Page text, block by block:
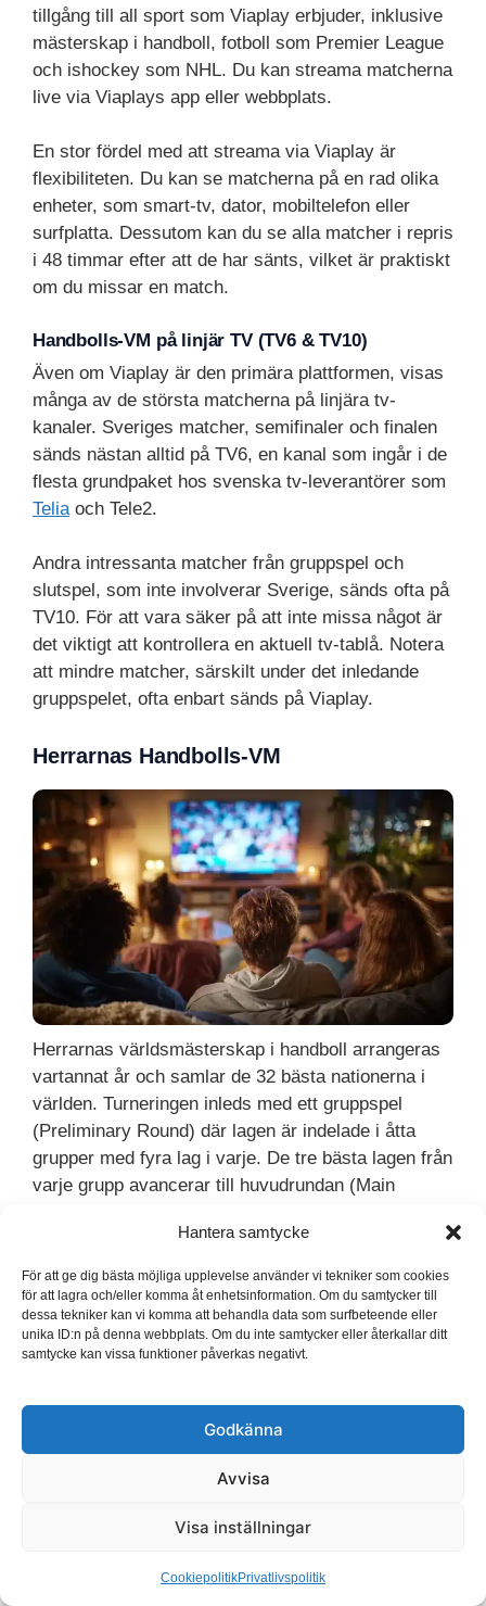
Hantera samtycke
För att ge dig bästa möjliga upplevelse använder vi tekniker som cookies
för att lagra och/eller komma åt enhetsinformation. Om du samtycker till
dessa tekniker kan vi komma att behandla data som surfbeteende eller
unika ID:n på denna webbplats. Om du inte samtycker eller återkallar ditt
samtycke kan vissa funktioner påverkas negativt.
Godkänna
Avvisa
Visa inställningar
CookiepolitikPrivatlivspolitik
tillgång till all sport som Viaplay erbjuder, inklusive
mästerskap i handboll, fotboll som Premier League
och ishockey som NHL. Du kan streama matcherna
live via Viaplays app eller webbplats.
En stor fördel med att streama via Viaplay är
flexibiliteten. Du kan se matcherna på en rad olika
enheter, som smart-tv, dator, mobiltelefon eller
surfplatta. Dessutom kan du se alla matcher i repris
i 48 timmar efter att de har sänts, vilket är praktiskt
om du missar en match.
Handbolls-VM på linjär TV (TV6 & TV10)
Även om Viaplay är den primära plattformen, visas
många av de största matcherna på linjära tv-
kanaler. Sveriges matcher, semifinaler och finalen
sänds nästan alltid på TV6, en kanal som ingår i de
flesta grundpaket hos svenska tv-leverantörer som
Telia och Tele2.
Andra intressanta matcher från gruppspel och
slutspel, som inte involverar Sverige, sänds ofta på
TV10. För att vara säker på att inte missa något är
det viktigt att kontrollera en aktuell tv-tablå. Notera
att mindre matcher, särskilt under det inledande
gruppspelet, ofta enbart sänds på Viaplay.
Herrarnas Handbolls-VM
Herrarnas världsmästerskap i handboll arrangeras
vartannat år och samlar de 32 bästa nationerna i
världen. Turneringen inleds med ett gruppspel
(Preliminary Round) där lagen är indelade i åtta
grupper med fyra lag i varje. De tre bästa lagen från
varje grupp avancerar till huvudrundan (Main
I huvudrundan skapas fyra nya grupper med sex
lag i varje. Lagen tar med sig poängen från
matcherna mot de andra lagen som också
avancerade från den inledande gruppen. De två
vidare till kvartsfinal, där utslagsspelet börjar.
Därefter följer semifinaler och slutligen bronsmatch
och final.
Sverige är en av de mest framgångsrika nationerna
i herrarnas handbolls-VM genom tiderna. Med flera